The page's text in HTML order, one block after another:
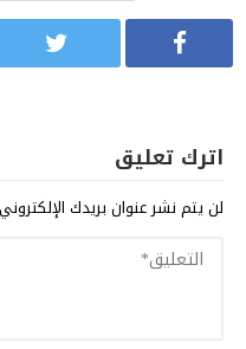
اترك تعليق
لن يتم نشر عنوان بريدك